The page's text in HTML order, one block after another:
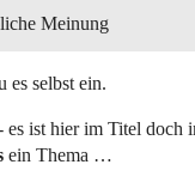
Meinung
es selbst ein.
es ist hier im Titel doch
ein Thema …